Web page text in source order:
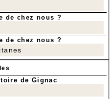
de chez nous ?
de chez nous ?
de Gignac